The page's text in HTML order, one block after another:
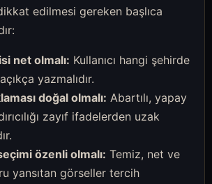
edilmesi gereken başlıca
net olmalı: Kullanıcı hangi şehirde
yazmalıdır.
doğal olmalı: Abartılı, yapay
zayıf ifadelerden uzak
özenli olmalı: Temiz, net ve
yansıtan görseller tercih